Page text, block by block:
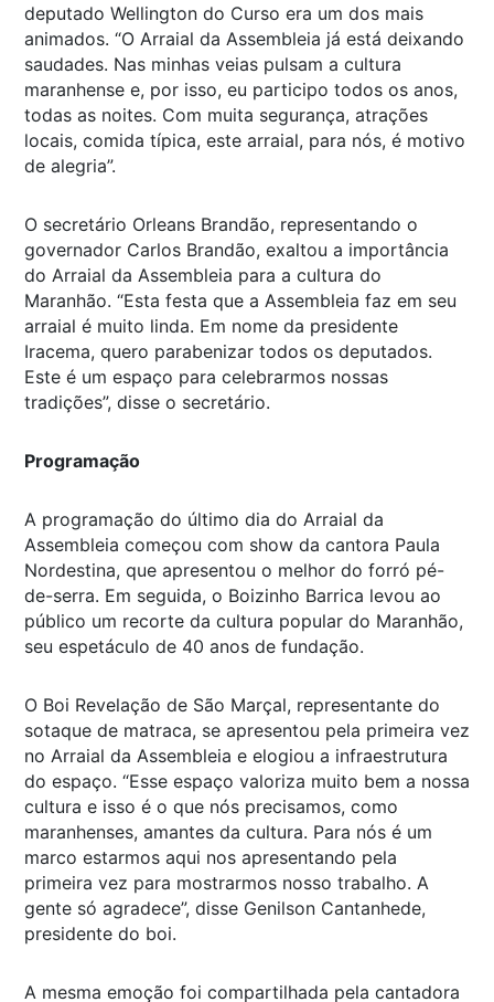
deputado Wellington do Curso era um dos mais
animados. “O Arraial da Assembleia já está deixando
saudades. Nas minhas veias pulsam a cultura
maranhense e, por isso, eu participo todos os anos,
todas as noites. Com muita segurança, atrações
locais, comida típica, este arraial, para nós, é motivo
de alegria”.
O secretário Orleans Brandão, representando o
governador Carlos Brandão, exaltou a importância
do Arraial da Assembleia para a cultura do
Maranhão. “Esta festa que a Assembleia faz em seu
arraial é muito linda. Em nome da presidente
Iracema, quero parabenizar todos os deputados.
Este é um espaço para celebrarmos nossas
tradições”, disse o secretário.
Programação
A programação do último dia do Arraial da
Assembleia começou com show da cantora Paula
Nordestina, que apresentou o melhor do forró pé-
de-serra. Em seguida, o Boizinho Barrica levou ao
público um recorte da cultura popular do Maranhão,
seu espetáculo de 40 anos de fundação.
O Boi Revelação de São Marçal, representante do
sotaque de matraca, se apresentou pela primeira vez
no Arraial da Assembleia e elogiou a infraestrutura
do espaço. “Esse espaço valoriza muito bem a nossa
cultura e isso é o que nós precisamos, como
maranhenses, amantes da cultura. Para nós é um
marco estarmos aqui nos apresentando pela
primeira vez para mostrarmos nosso trabalho. A
gente só agradece”, disse Genilson Cantanhede,
presidente do boi.
A mesma emoção foi compartilhada pela cantadora